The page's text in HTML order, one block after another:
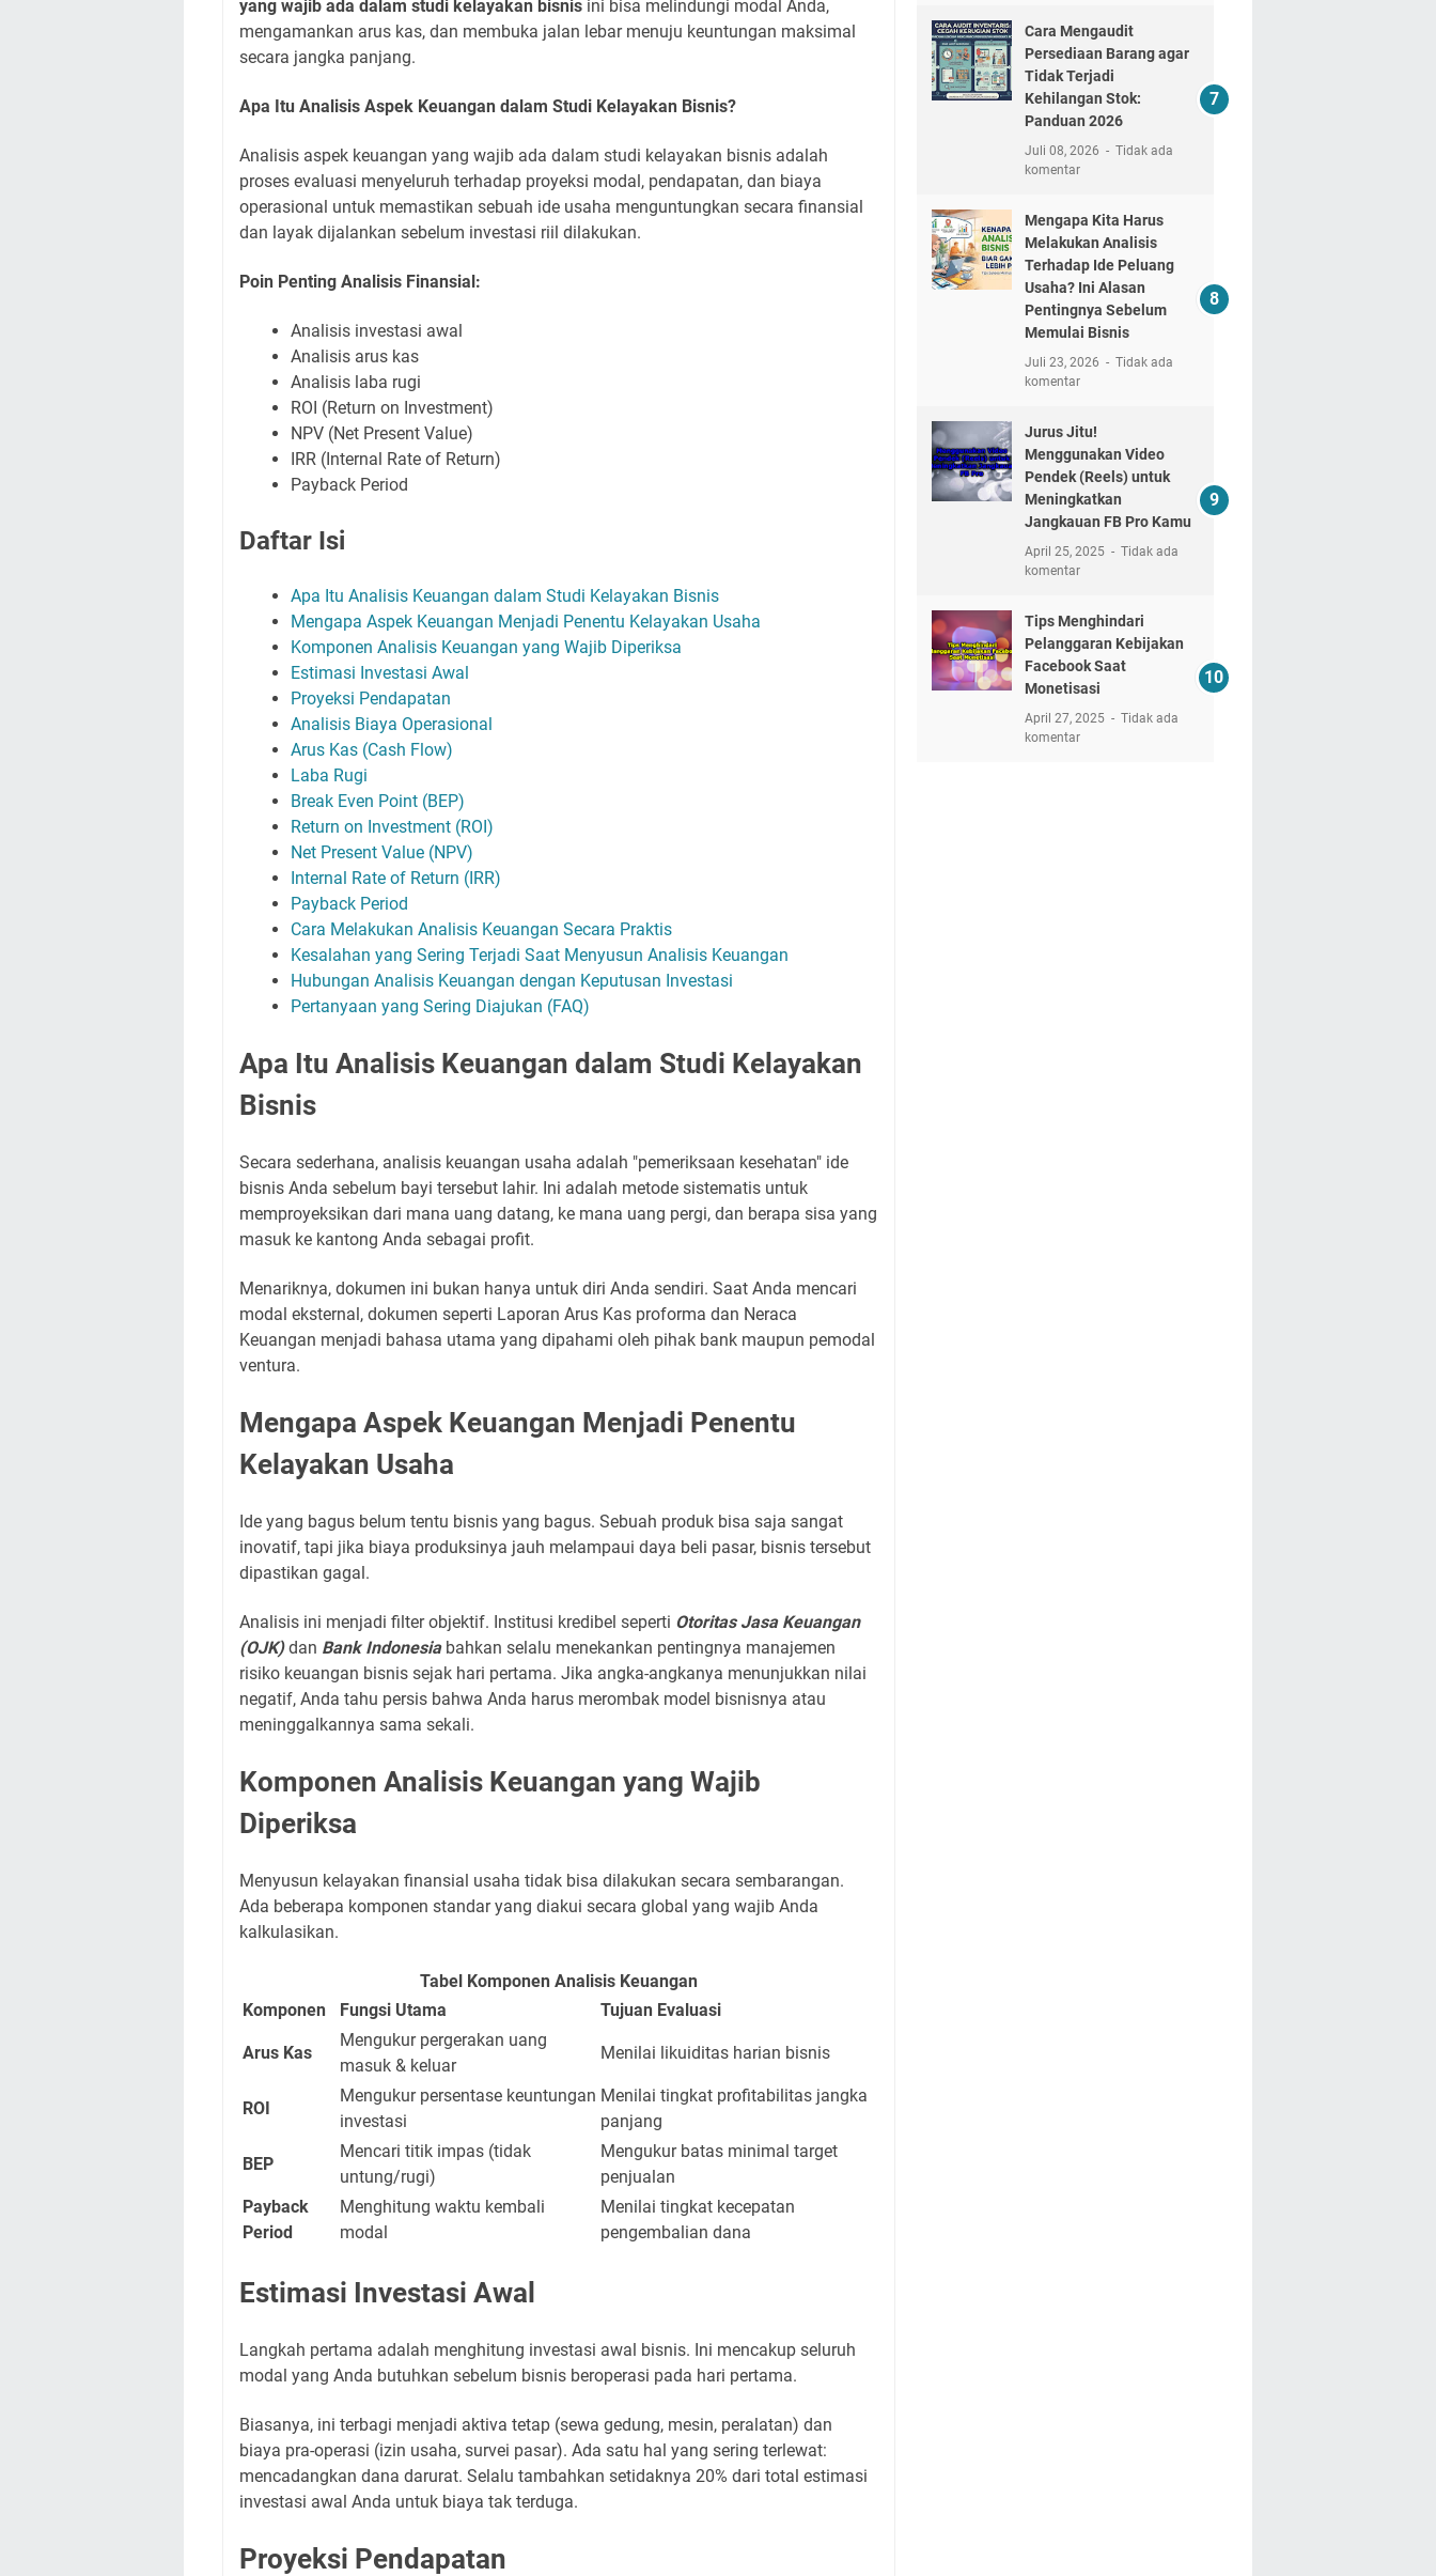
yang wajib ada dalam studi kelayakan bisnis ini bisa melindungi modal Anda,
mengamankan arus kas, dan membuka jalan lebar menuju keuntungan maksimal
secara jangka panjang.
Apa Itu Analisis Aspek Keuangan dalam Studi Kelayakan Bisnis?
Analisis aspek keuangan yang wajib ada dalam studi kelayakan bisnis adalah
proses evaluasi menyeluruh terhadap proyeksi modal, pendapatan, dan biaya
operasional untuk memastikan sebuah ide usaha menguntungkan secara finansial
dan layak dijalankan sebelum investasi riil dilakukan.
Poin Penting Analisis Finansial:
Analisis investasi awal
Analisis arus kas
Analisis laba rugi
ROI (Return on Investment)
NPV (Net Present Value)
IRR (Internal Rate of Return)
Payback Period
Daftar Isi
Apa Itu Analisis Keuangan dalam Studi Kelayakan Bisnis
Mengapa Aspek Keuangan Menjadi Penentu Kelayakan Usaha
Komponen Analisis Keuangan yang Wajib Diperiksa
Estimasi Investasi Awal
Proyeksi Pendapatan
Analisis Biaya Operasional
Arus Kas (Cash Flow)
Laba Rugi
Break Even Point (BEP)
Return on Investment (ROI)
Net Present Value (NPV)
Internal Rate of Return (IRR)
Payback Period
Cara Melakukan Analisis Keuangan Secara Praktis
Kesalahan yang Sering Terjadi Saat Menyusun Analisis Keuangan
Hubungan Analisis Keuangan dengan Keputusan Investasi
Pertanyaan yang Sering Diajukan (FAQ)
Apa Itu Analisis Keuangan dalam Studi Kelayakan
Bisnis
Secara sederhana, analisis keuangan usaha adalah "pemeriksaan kesehatan" ide
bisnis Anda sebelum bayi tersebut lahir. Ini adalah metode sistematis untuk
memproyeksikan dari mana uang datang, ke mana uang pergi, dan berapa sisa yang
masuk ke kantong Anda sebagai profit.
Menariknya, dokumen ini bukan hanya untuk diri Anda sendiri. Saat Anda mencari
modal eksternal, dokumen seperti Laporan Arus Kas proforma dan Neraca
Keuangan menjadi bahasa utama yang dipahami oleh pihak bank maupun pemodal
ventura.
Mengapa Aspek Keuangan Menjadi Penentu
Kelayakan Usaha
Ide yang bagus belum tentu bisnis yang bagus. Sebuah produk bisa saja sangat
inovatif, tapi jika biaya produksinya jauh melampaui daya beli pasar, bisnis tersebut
dipastikan gagal.
Analisis ini menjadi filter objektif. Institusi kredibel seperti Otoritas Jasa Keuangan
(OJK)dan Bank Indonesiabahkan selalu menekankan pentingnya manajemen
risiko keuangan bisnis sejak hari pertama. Jika angka-angkanya menunjukkan nilai
negatif, Anda tahu persis bahwa Anda harus merombak model bisnisnya atau
meninggalkannya sama sekali.
Komponen Analisis Keuangan yang Wajib
Diperiksa
Menyusun kelayakan finansial usaha tidak bisa dilakukan secara sembarangan.
Ada beberapa komponen standar yang diakui secara global yang wajib Anda
kalkulasikan.
Tabel Komponen Analisis Keuangan
Komponen
Fungsi Utama Tujuan Evaluasi
Arus Kas
Mengukur pergerakan uang
masuk & keluar
Menilai likuiditas harian bisnis
ROI
Mengukur persentase keuntungan
investasi
Menilai tingkat profitabilitas jangka
panjang
BEP
Mencari titik impas (tidak
untung/rugi)
Mengukur batas minimal target
penjualan
Payback
Period
Menghitung waktu kembali
modal
Menilai tingkat kecepatan
pengembalian dana
Estimasi Investasi Awal
Langkah pertama adalah menghitung investasi awal bisnis. Ini mencakup seluruh
modal yang Anda butuhkan sebelum bisnis beroperasi pada hari pertama.
Biasanya, ini terbagi menjadi aktiva tetap (sewa gedung, mesin, peralatan) dan
biaya pra-operasi (izin usaha, survei pasar). Ada satu hal yang sering terlewat:
mencadangkan dana darurat. Selalu tambahkan setidaknya 20% dari total estimasi
investasi awal Anda untuk biaya tak terduga.
Proyeksi Pendapatan
Cara Mengaudit
Persediaan Barang agar
Tidak Terjadi
Kehilangan Stok:
Panduan 2026
Juli 08, 2026
Tidak ada
komentar
Mengapa Kita Harus
Melakukan Analisis
Terhadap Ide Peluang
Usaha? Ini Alasan
Pentingnya Sebelum
Memulai Bisnis
Juli 23, 2026
Tidak ada
komentar
Jurus Jitu!
Menggunakan Video
Pendek (Reels) untuk
Meningkatkan
Jangkauan FB Pro Kamu
April 25, 2025
Tidak ada
komentar
Tips Menghindari
Pelanggaran Kebijakan
Facebook Saat
Monetisasi
April 27, 2025
Tidak ada
komentar